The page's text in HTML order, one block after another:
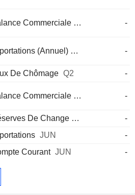
Balance CommercialeJUL -
Importations (Annuel)JUL -
De Chômage Q2 -
Balance CommercialeJUN -
Réserves De ChangeJUL
-
JUN
-
Courant JUN -